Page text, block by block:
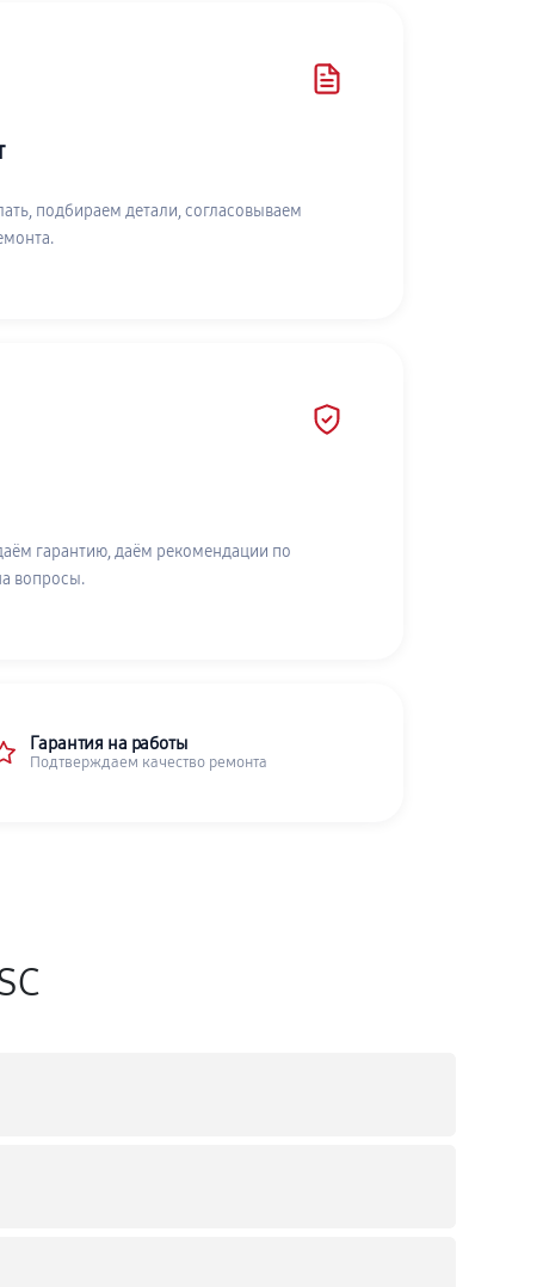
подбираем детали, согласовываем
гарантию, даём рекомендации по
вопросы.
Гарантия на работы
Подтверждаем качество ремонта